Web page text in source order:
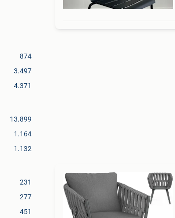
874
3.497
4.371
13.899
1.164
1.132
231
277
451